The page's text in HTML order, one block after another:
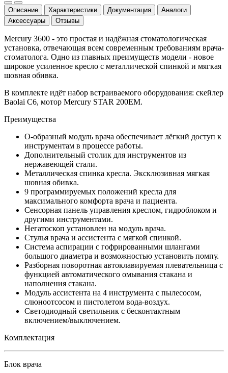
Описание Характеристики Документация
Аналоги
Аксессуары
Отзывы
Mercury 3600 - это простая и надёжная стоматологическая
установка, отвечающая всем современным требованиям врача-
стоматолога. Одно из главных преимуществ модели - новое
широкое усиленное кресло с металлической спинкой и мягкая
шовная обивка.
В комплекте идёт набор встраиваемого оборудования: скейлер
Baolai C6, мотор Mercury STAR 200EM.
Преимущества
О-образный модуль врача обеспечивает лёгкий доступ к
инструментам в процессе работы.
Дополнительный столик для инструментов из
нержавеющей стали.
Металлическая спинка кресла. Эксклюзивная мягкая
шовная обивка.
9 программируемых положений кресла для
максимального комфорта врача и пациента.
Сенсорная панель управления креслом, гидроблоком и
другими инструментами.
Негатоскоп установлен на модуль врача.
Стулья врача и ассистента с мягкой спинкой.
Система аспирации с гофрированными шлангами
большого диаметра и возможностью установить помпу.
Разборная поворотная автоклавируемая плевательница с
функцией автоматического омывания стакана и
наполнения стакана.
Модуль ассистента на 4 инструмента с пылесосом,
слюноотсосом и пистолетом вода-воздух.
Светодиодный светильник с бесконтактным
включением/выключением.
Комплектация
Блок врача